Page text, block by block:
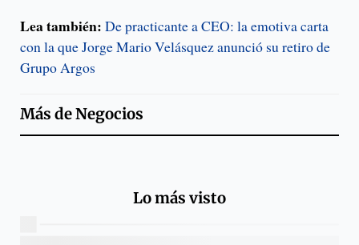
Lea también: De practicante a CEO: la emotiva carta
con la que Jorge Mario Velásquez anunció su retiro de
Grupo Argos
Más deNegocios
Lo más visto